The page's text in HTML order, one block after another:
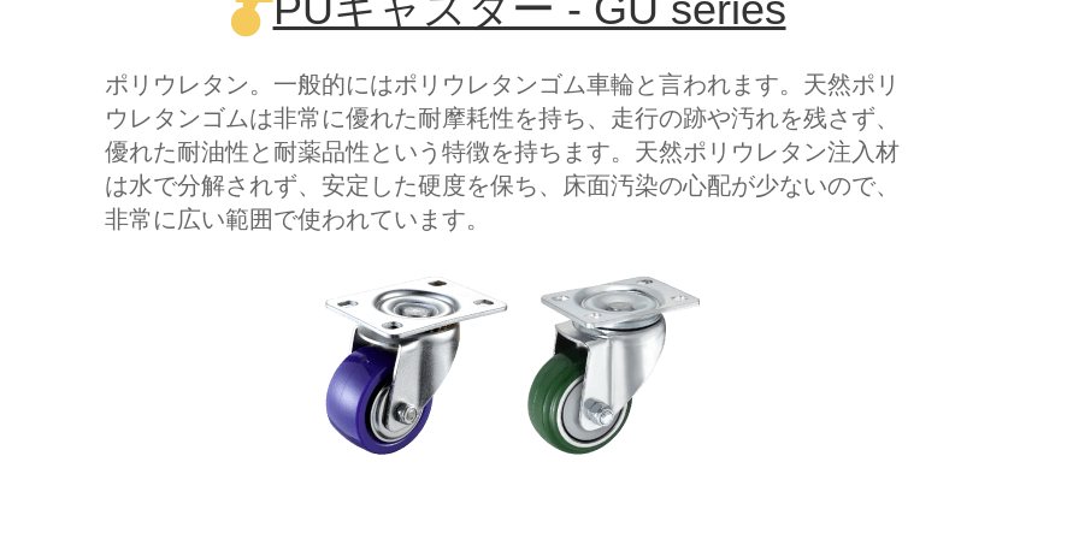
ポリウレタン。一般的にはポリウレタンゴム車輪と言われます。天然ポリ
ウレタンゴムは非常に優れた耐摩耗性を持ち、走行の跡や汚れを残さず、
優れた耐油性と耐薬品性という特徴を持ちます。天然ポリウレタン注入材
は水で分解されず、安定した硬度を保ち、床面汚染の心配が少ないので、
非常に広い範囲で使われています。